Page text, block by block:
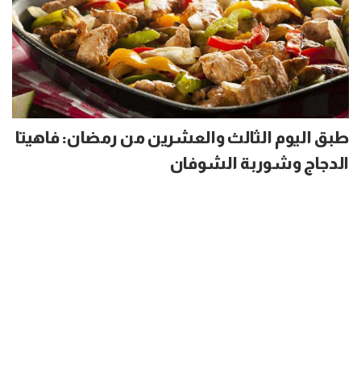
طبق اليوم الثالث والعشرين من رمضان: فاهيتا
الدجاج وشوربة الشوفان